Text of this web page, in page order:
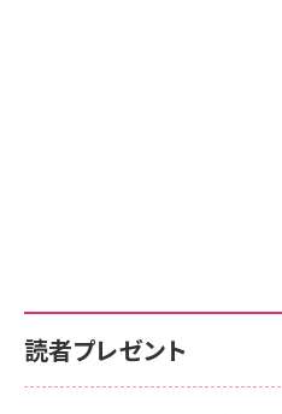
読者プレゼント